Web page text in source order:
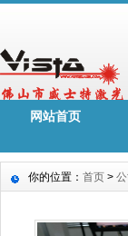
网站首页
你的位置： 首页 >